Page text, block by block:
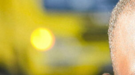
Sostienici